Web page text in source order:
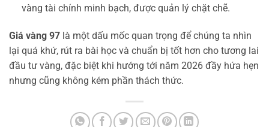
vàng tài chính minh bạch, được quản lý chặt chẽ.
Giá vàng 97 là một dấu mốc quan trọng để chúng ta nhìn
lại quá khứ, rút ra bài học và chuẩn bị tốt hơn cho tương lai
đầu tư vàng, đặc biệt khi hướng tới năm 2026 đầy hứa hẹn
nhưng cũng không kém phần thách thức.